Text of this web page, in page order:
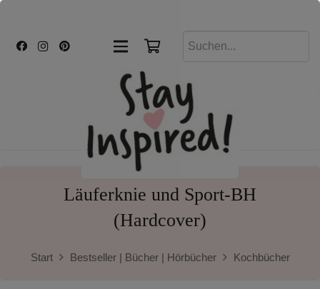
Läuferknie und Sport-BH
(Hardcover)
Start Bestseller | Bücher | Hörbücher Kochbücher